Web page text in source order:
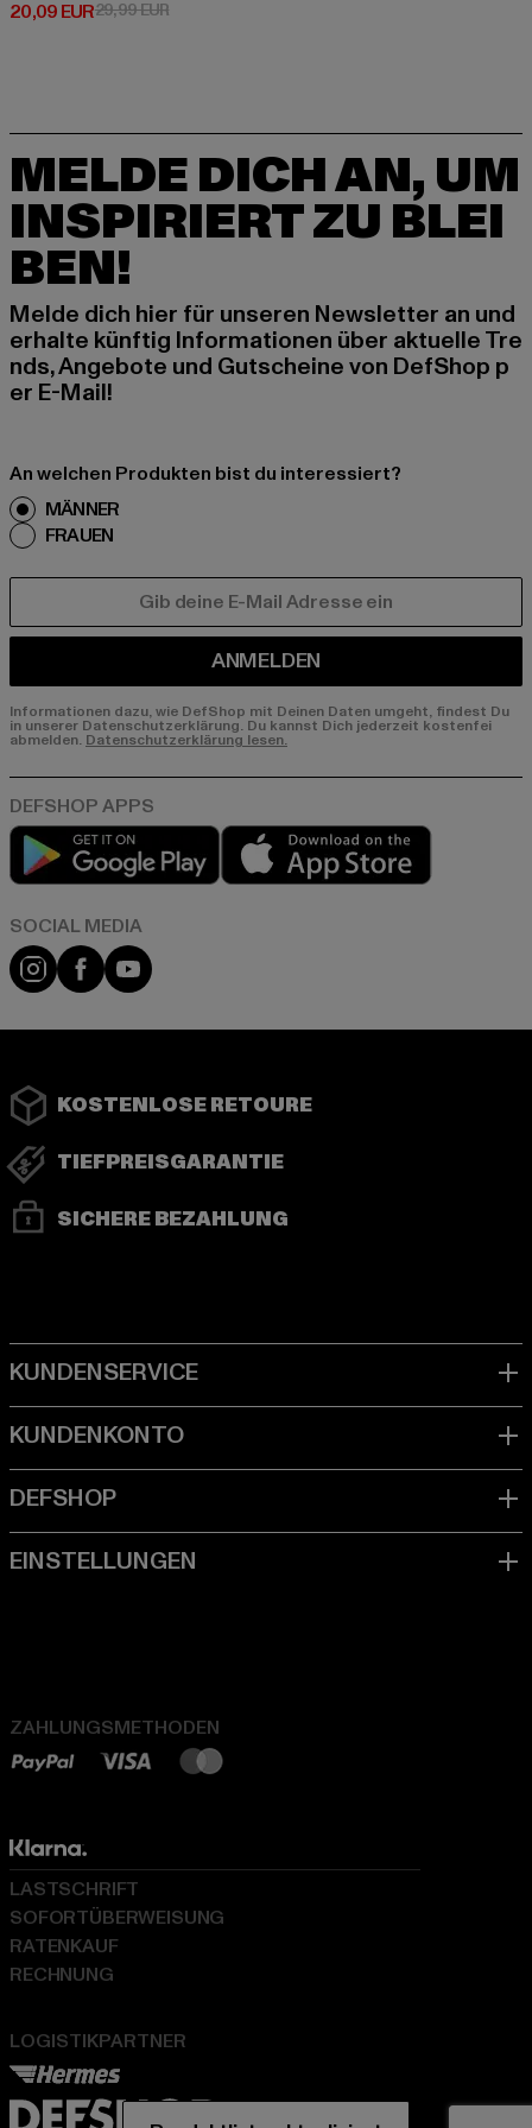
20,09 EUR
Derzeitiger Preis: 20,09 EUR
29,99 EURAktionspreis: 29,99 EUR
MELDE DICH AN, UM
INSPIRIERT ZU BLEI
BEN!
Melde dich hier für unseren Newsletter an und
erhalte künftig Informationen über aktuelle Tre
nds, Angebote und Gutscheine von DefShop p
er E-Mail!
An welchen Produkten bist du interessiert?
MÄNNER
FRAUEN
ANMELDEN
Informationen dazu, wie DefShop mit Deinen Daten umgeht, findest Du
in unserer Datenschutzerklärung. Du kannst Dich jederzeit kostenfei
abmelden. Datenschutzerklärung lesen.
Play market
Instagram
FacebookYouTube
KOSTENLOSE RETOURE
TIEFPREISGARANTIE
SICHERE BEZAHLUNG
ZAHLUNGSMETHODEN
LOGISTIKPARTNER
LASTSCHRIFT
SOFORTÜBERWEISUNG
RATENKAUF
RECHNUNG